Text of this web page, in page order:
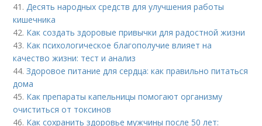
41. Десять народных средств для улучшения работы
кишечника
42. Как создать здоровые привычки для радостной жизни
43. Как психологическое благополучие влияет на
качество жизни: тест и анализ
44.Здоровое питание для сердца: как правильно питаться
дома
45. Как препараты капельницы помогают организму
очиститься от токсинов
46. Как сохранить здоровье мужчины после 50 лет: